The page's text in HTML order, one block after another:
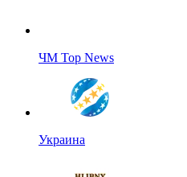
ЧМ Top News
Украина